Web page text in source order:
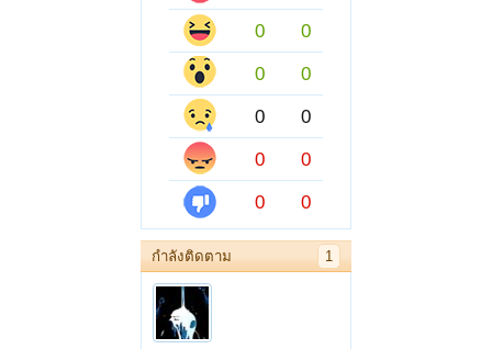
0
0
0
0
0
0
0
0
0
0
กำลังติดตาม 1